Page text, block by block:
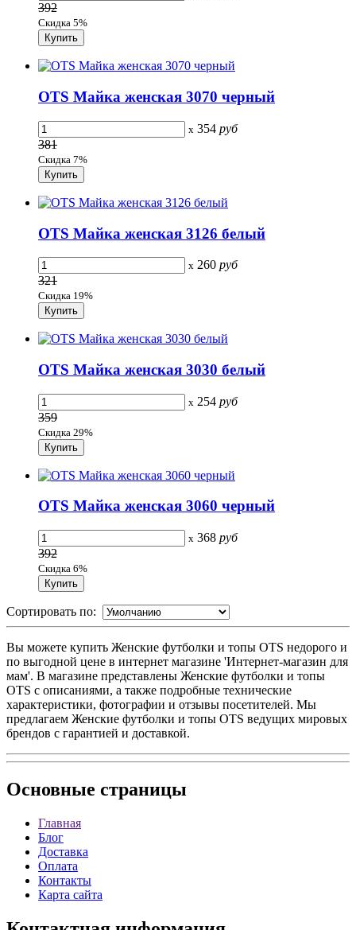
392
Скидка 5%
OTS Майка женская 3070 черный
x 354 руб
381
Скидка 7%
OTS Майка женская 3126 белый
x 260 руб
321
Скидка 19%
OTS Майка женская 3030 белый
x 254 руб
359
Скидка 29%
OTS Майка женская 3060 черный
x 368 руб
392
Скидка 6%
Сортировать по:
Вы можете купить Женские футболки и топы OTS недорого и
по выгодной цене в интернет магазине 'Интернет-магазин для
мам'. В магазине представлены Женские футболки и топы
OTS с описаниями, а также подробные технические
характеристики, фотографии и отзывы посетителей. Мы
предлагаем Женские футболки и топы OTS ведущих мировых
брендов с гарантией и доставкой.
Основные страницы
Главная
Блог
Доставка
Оплата
Контакты
Карта сайта